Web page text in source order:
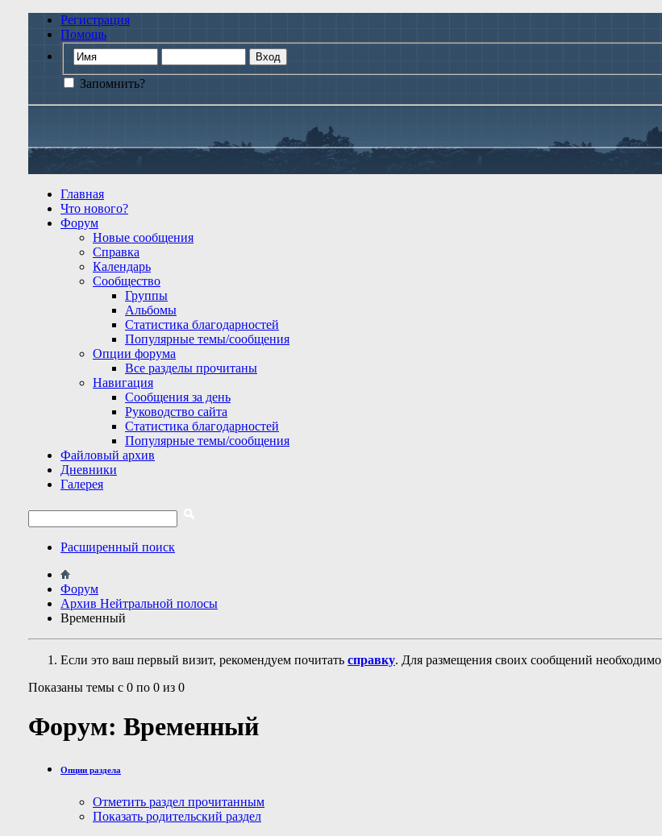
Регистрация
Помощь
Запомнить?
Главная
Что нового?
Форум
Новые сообщения
Справка
Календарь
Сообщество
Группы
Альбомы
Статистика благодарностей
Популярные темы/сообщения
Опции форума
Все разделы прочитаны
Навигация
Сообщения за день
Руководство сайта
Статистика благодарностей
Популярные темы/сообщения
Файловый архив
Дневники
Галерея
Расширенный поиск
Форум
Архив Нейтральной полосы
Временный
Если это ваш первый визит, рекомендуем почитать справку. Для размещения своих сообщений необходимо
Показаны темы с 0 по 0 из 0
Форум: Временный
Опции раздела
Отметить раздел прочитанным
Показать родительский раздел